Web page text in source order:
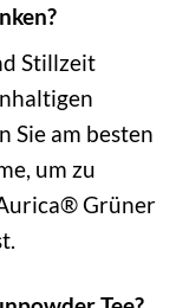
Stillzeit
Sie am besten
um zu
Grüner